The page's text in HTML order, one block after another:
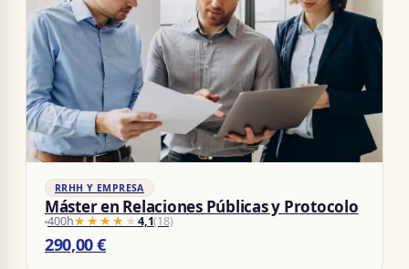
RRHH Y EMPRESA
Máster en Relaciones Públicas y Protocolo
400h★★★★★
★★★★★4,1(18)
290,00€